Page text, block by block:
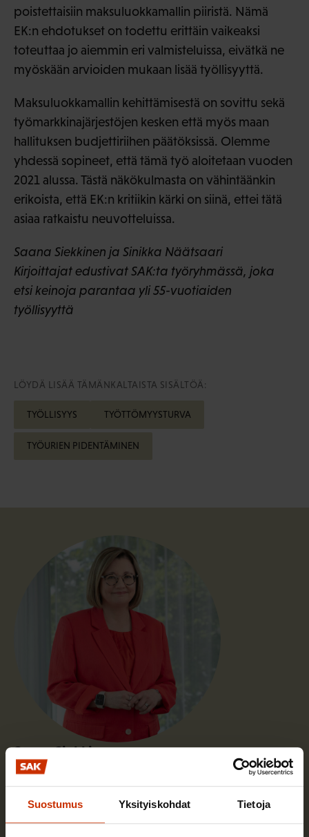
Suostumus Yksityiskohdat Tietoja
poistettaisiin maksuluokkamallin piiristä. Nämä
EK:n ehdotukset on todettu erittäin vaikeaksi
toteuttaa jo aiemmin eri valmisteluissa, eivätkä ne
myöskään arvioiden mukaan lisää työllisyyttä.
Maksuluokkamallin kehittämisestä on sovittu sekä
työmarkkinajärjestöjen kesken että myös maan
hallituksen budjettiriihen päätöksissä. Olemme
yhdessä sopineet, että tämä työ aloitetaan vuoden
2021 alussa. Tästä näkökulmasta on vähintäänkin
erikoista, että EK:n kritiikin kärki on siinä, ettei tätä
asiaa ratkaistu neuvotteluissa.
Saana Siekkinen ja Sinikka Näätsaari
Kirjoittajat edustivat SAK:ta työryhmässä, joka
etsi keinoja parantaa yli 55-vuotiaiden
työllisyyttä
LÖYDÄ LISÄÄ TÄMÄNKALTAISTA SISÄLTÖÄ:
TYÖLLISYYS TYÖTTÖMYYSTURVA
TYÖURIEN PIDENTÄMINEN
Saana Siekkinen
Olen yhteiskuntapolitiikan osaston johtaja ja SAK:n
johtoryhmän jäsen.